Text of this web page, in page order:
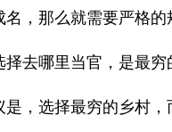
名，那么就需要严格的
去哪里当官，是最穷
是，选择最穷的乡村